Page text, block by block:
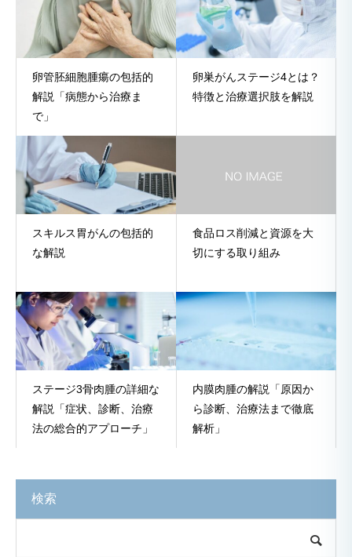
卵管胚細胞腫瘍の包括的
解説「病態から治療ま
で」
卵巣がんステージ4とは？
特徴と治療選択肢を解説
スキルス胃がんの包括的
な解説
食品ロス削減と資源を大
切にする取り組み
ステージ3骨肉腫の詳細な
解説「症状、診断、治療
法の総合的アプローチ」
内膜肉腫の解説「原因か
ら診断、治療法まで徹底
解析」
検索